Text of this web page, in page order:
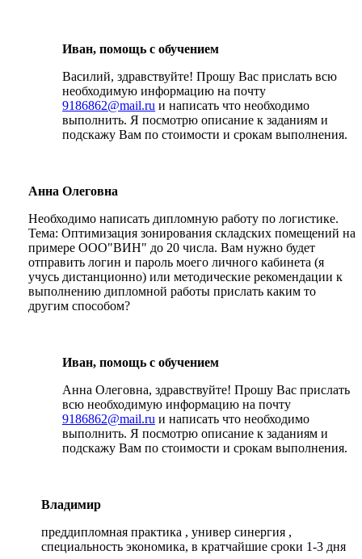
Иван, помощь с обучением
Василий, здравствуйте! Прошу Вас прислать всю
необходимую информацию на почту
9186862@mail.ru и написать что необходимо
выполнить. Я посмотрю описание к заданиям и
подскажу Вам по стоимости и срокам выполнения.
Анна Олеговна
Необходимо написать дипломную работу по логистике.
Тема: Оптимизация зонирования складских помещений на
примере ООО"ВИН" до 20 числа. Вам нужно будет
отправить логин и пароль моего личного кабинета (я
учусь дистанционно) или методические рекомендации к
выполнению дипломной работы прислать каким то
другим способом?
Иван, помощь с обучением
Анна Олеговна, здравствуйте! Прошу Вас прислать
всю необходимую информацию на почту
9186862@mail.ru и написать что необходимо
выполнить. Я посмотрю описание к заданиям и
подскажу Вам по стоимости и срокам выполнения.
Владимир
преддипломная практика , универ синергия ,
специальность экономика, в кратчайшие сроки 1-3 дня